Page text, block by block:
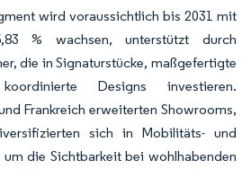
wird voraussichtlich bis 2031 mit
% wachsen, unterstützt durch
die in Signaturstücke, maßgefertigte
Designs investieren.
Frankreich erweiterten Showrooms,
sich in Mobilitäts- und
die Sichtbarkeit bei wohlhabenden